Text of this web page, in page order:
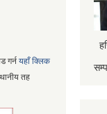
गर्न यहाँ क्लिक
तह